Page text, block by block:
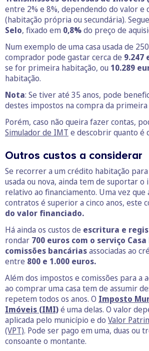
entre 2% e 8%, dependendo do valor e
(habitação própria ou secundária).
Selo, fixado em 0,8%do preço de
Num exemplo de uma casa usada de
comprador pode gastar cerca de 9.247
se for primeira habitação, ou 10.289
habitação.
Nota: Se tiver até 35 anos, pode
destes impostos na compra da primeira
Porém, caso não queira fazer contas,
Simulador de IMT e descobrir quanto é
Outros custos a considerar
Se recorrer a um crédito habitação
usada ou nova, ainda tem de suportar o
relativo ao financiamento. Uma vez que
contratos é superior a cinco anos, este
do valor financiado.
Há ainda os custos de escritura e
rondar 700 euros com o serviço
comissões bancáriasassociadas ao
entre 800 e 1.000 euros.
Além dos impostos e comissões para a
ao comprar uma casa tem de assumir
repetem todos os anos. O Imposto
Imóveis (IMI)é uma delas. O valor
aplicada pelo município e do Valor
(VPT). Pode ser pago em uma, duas ou
consoante o montante.